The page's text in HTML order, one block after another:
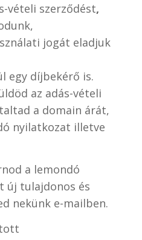
vételi szerződést,
jogát eladjuk
egy díjbekérő is.
az adás-vételi
a domain árát,
nyilatkozat illetve
a lemondó
új tulajdonos és
nekünk e-mailben.